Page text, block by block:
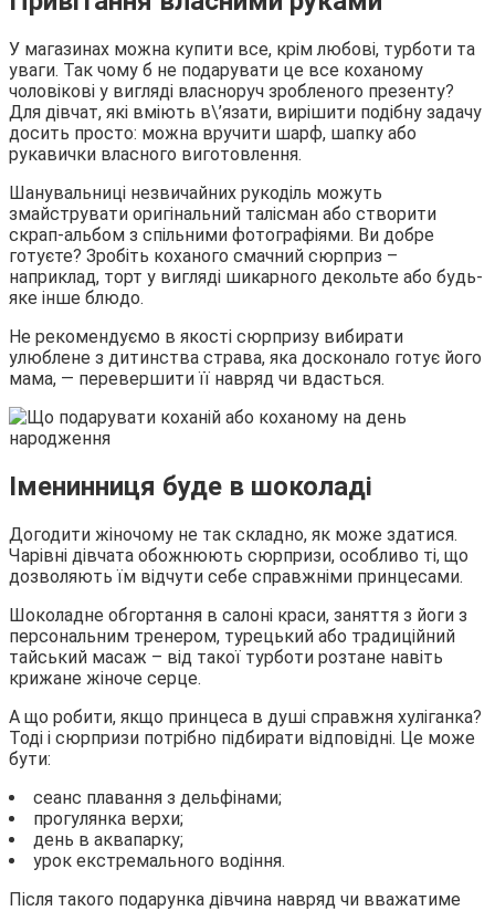
У магазинах можна купити все, крім любові, турботи та
уваги. Так чому б не подарувати це все коханому
чоловікові у вигляді власноруч зробленого презенту?
Для дівчат, які вміють в\’язати, вирішити подібну задачу
досить просто: можна вручити шарф, шапку або
рукавички власного виготовлення.
Шанувальниці незвичайних рукоділь можуть
змайструвати оригінальний талісман або створити
скрап-альбом з спільними фотографіями. Ви добре
готуєте? Зробіть коханого смачний сюрприз –
наприклад, торт у вигляді шикарного декольте або будь-
яке інше блюдо.
Не рекомендуємо в якості сюрпризу вибирати
улюблене з дитинства страва, яка досконало готує його
мама, — перевершити її навряд чи вдасться.
Іменинниця буде в шоколаді
Догодити жіночому не так складно, як може здатися.
Чарівні дівчата обожнюють сюрпризи, особливо ті, що
дозволяють їм відчути себе справжніми принцесами.
Шоколадне обгортання в салоні краси, заняття з йоги з
персональним тренером, турецький або традиційний
тайський масаж – від такої турботи розтане навіть
крижане жіноче серце.
А що робити, якщо принцеса в душі справжня хуліганка?
Тоді і сюрпризи потрібно підбирати відповідні. Це може
бути:
сеанс плавання з дельфінами;
прогулянка верхи;
день в аквапарку;
урок екстремального водіння.
Після такого подарунка дівчина навряд чи вважатиме